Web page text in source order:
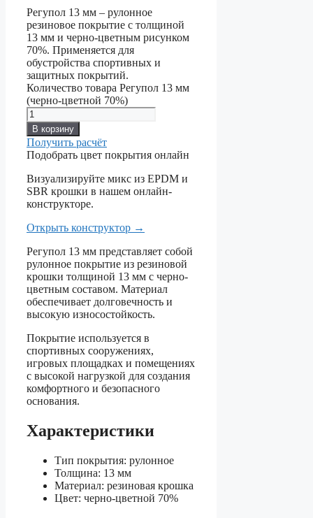
Регупол 13 мм – рулонное
резиновое покрытие с толщиной
13 мм и черно-цветным рисунком
70%. Применяется для
обустройства спортивных и
защитных покрытий.
Количество товара Регупол 13 мм
(черно-цветной 70%)
В корзину
Получить расчёт
Подобрать цвет покрытия онлайн
Визуализируйте микс из EPDM и
SBR крошки в нашем онлайн-
конструкторе.
Открыть конструктор →
Регупол 13 мм представляет собой
рулонное покрытие из резиновой
крошки толщиной 13 мм с черно-
цветным составом. Материал
обеспечивает долговечность и
высокую износостойкость.
Покрытие используется в
спортивных сооружениях,
игровых площадках и помещениях
с высокой нагрузкой для создания
комфортного и безопасного
основания.
Характеристики
Тип покрытия: рулонное
Толщина: 13 мм
Материал: резиновая крошка
Цвет: черно-цветной 70%